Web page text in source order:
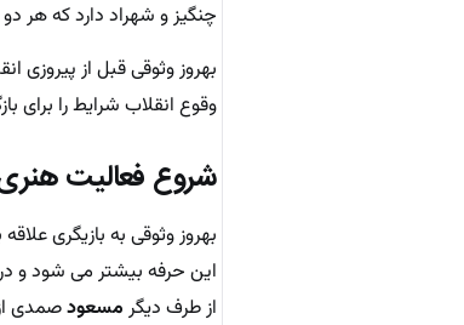
چنگیز و شهراد دارد که هر
بهروز وثوقی قبل از پیروزی
وقوع انقلاب شرایط را برای
شروع فعالیت
بهروز وثوقی به بازیگری
این حرفه بیشتر می شود و در سن ۱۸ سالگی نقشی را در یک فیلم
از طرف دیگر مسعود